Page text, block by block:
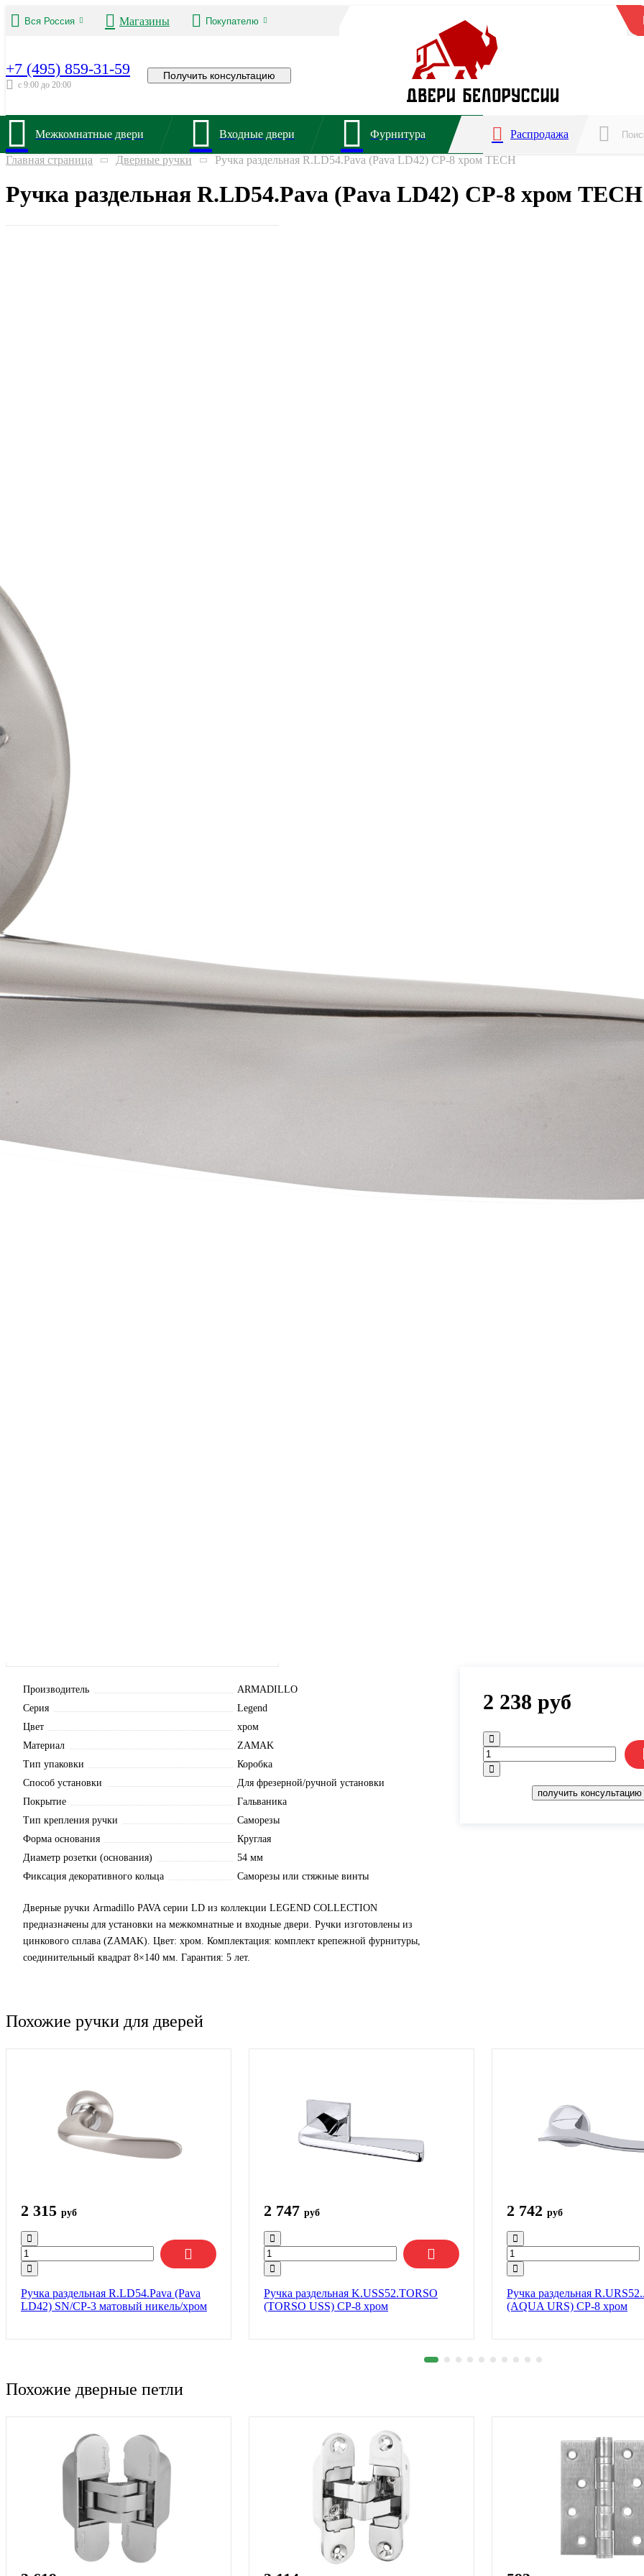
Вся Россия Магазины Покупателю
+7 (495) 859-31-59
с 9:00 до 20:00
Получить консультацию
Межкомнатные двери Входные двери Фурнитура Распродажа
Главная страница Дверные ручки Ручка раздельная R.LD54.Pava (Pava LD42) CP-8 хром TECH
Ручка раздельная R.LD54.Pava (Pava LD42) CP-8 хром TECH
Производитель
ARMADILLO
Серия
Legend
Цвет
хром
Материал
ZAMAK
Тип упаковки
Коробка
Способ установки
Для фрезерной/ручной установки
Покрытие
Гальваника
Тип крепления ручки
Саморезы
Форма основания
Круглая
Диаметр розетки (основания)
54 мм
Фиксация декоративного кольца
Саморезы или стяжные винты
Дверные ручки Armadillo PAVA серии LD из коллекции LEGEND COLLECTION
предназначены для установки на межкомнатные и входные двери. Ручки изготовлены из
цинкового сплава (ZAMAK). Цвет: хром. Комплектация: комплект крепежной фурнитуры,
соединительный квадрат 8×140 мм. Гарантия: 5 лет.
2 238 руб
получить консультацию
Похожие ручки для дверей
2 315 руб
Ручка раздельная R.LD54.Pava (Pava
LD42) SN/CP-3 матовый никель/хром
2 747 руб
Ручка раздельная K.USS52.TORSO
(TORSO USS) CP-8 хром
2 742 руб
Ручка раздельная
(AQUA URS) CP-8 хром
Похожие дверные петли